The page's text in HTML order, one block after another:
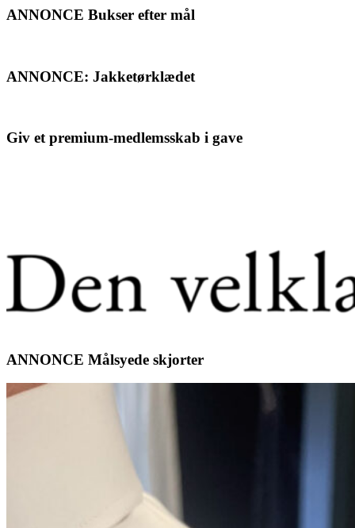
ANNONCE Bukser efter mål
ANNONCE: Jakketørklædet
Giv et premium-medlemsskab i gave
ANNONCE Målsyede skjorter